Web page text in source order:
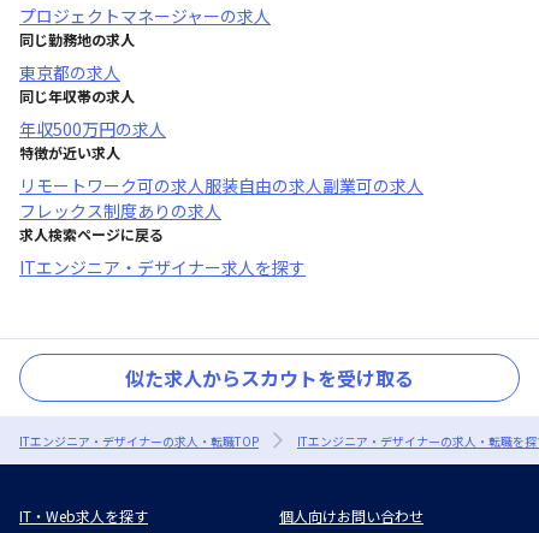
プロジェクトマネージャーの求人
同じ勤務地の求人
東京都の求人
同じ年収帯の求人
年収500万円の求人
特徴が近い求人
リモートワーク可の求人服装自由の求人副業可の求人
フレックス制度あり の求人
求人検索ページに戻る
ITエンジニア・デザイナー求人を探す
似た求人からスカウトを受け取る
ITエンジニア・デザイナーの求人・転職TOP ITエンジニア・デザイナーの求人・転職を
IT・Web求人を探す 個人向けお問い合わせ